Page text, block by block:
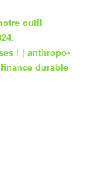
outil
! | anthropo-
durable